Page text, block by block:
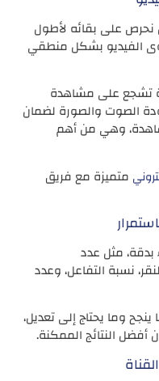
نحرص على بقائه لأطول
الفيديو بشكل منطقي
تشجع على مشاهدة
الصوت والصورة لضمان
وهي من أهم
متميزة مع فريق
بدقة، مثل عدد
نسبة التفاعل، وعدد
وما يحتاج إلى تعديل،
النتائج الممكنة.